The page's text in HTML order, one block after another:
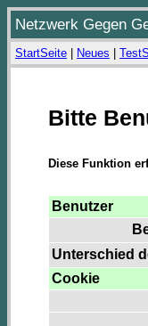
Netzwerk Gegen
StartSeite Neues
Bitte
Diese Funktion
Benutzer
Unterschied
Cookie